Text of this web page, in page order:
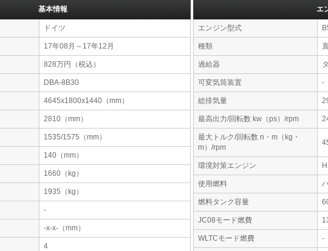
基本情報
ドイツ
17年08月～17年12月
828万円（税込）
DBA-8B30
4645x1800x1440（mm）
2810（mm）
1535/1575（mm）
140（mm）
1660（kg）
1935（kg）
-
-x-x-（mm）
4
エ
エンジン型式
種類
過給器
可変気筒装置 -
総排気量
最高出力/回転数 kw（ps）/rpm
最大トルク/回転数 n・m（kg・
m）/rpm
環境対策エンジン
使用燃料
燃料タンク容量
JC08モード燃費
WLTCモード燃費 -